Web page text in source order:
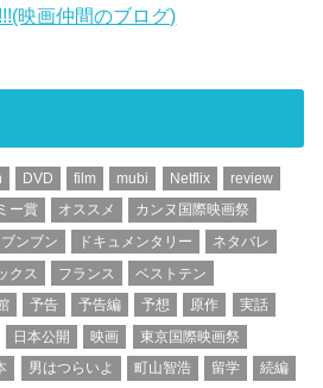
映画仲間のブログ)
DVD film mubi Netflix
review
ー賞 オススメ
カンヌ国際映画祭
ンブン ドキュメンタリー
ネタバレ
クス フランス
ベストテン
予告 予告編 予想 原作
実話
日本公開 映画
東京国際映画祭
男はつらいよ 町山智浩 留学
続編